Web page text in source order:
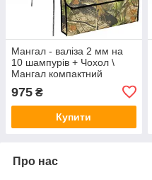
Мангал - валіза 2 мм на
10 шампурів + Чохол \
Мангал компактний
975 ₴
Купити
Про нас